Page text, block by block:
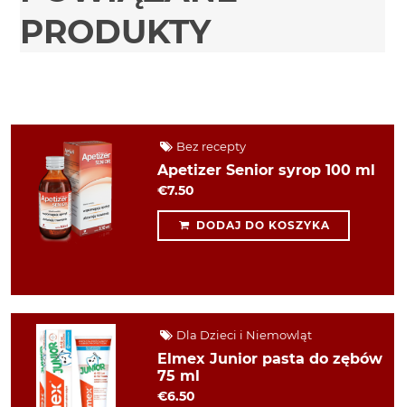
PRODUKTY
Bez recepty
Apetizer Senior syrop 100 ml
€7.50
DODAJ DO KOSZYKA
Dla Dzieci i Niemowląt
Elmex Junior pasta do zębów
75 ml
€6.50